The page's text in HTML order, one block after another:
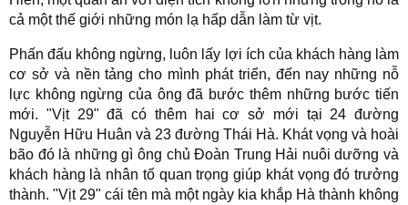
cả một thế giới những món lạ hấp dẫn làm từ vịt.
Phấn đấu không ngừng, luôn lấy lợi ích của khách hàng làm
cơ sở và nền tảng cho mình phát triển, đến nay những nỗ
lực không ngừng của ông đã bước thêm những bước tiến
mới. "Vịt 29" đã có thêm hai cơ sở mới tại 24 đường
Nguyễn Hữu Huân và 23 đường Thái Hà. Khát vọng và hoài
bão đó là những gì ông chủ Đoàn Trung Hải nuôi dưỡng và
khách hàng là nhân tố quan trọng giúp khát vọng đó trưởng
thành. "Vịt 29" cái tên mà một ngày kia khắp Hà thành không